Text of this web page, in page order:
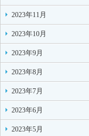
2023年11月
2023年10月
2023年9月
2023年8月
2023年7月
2023年6月
2023年5月